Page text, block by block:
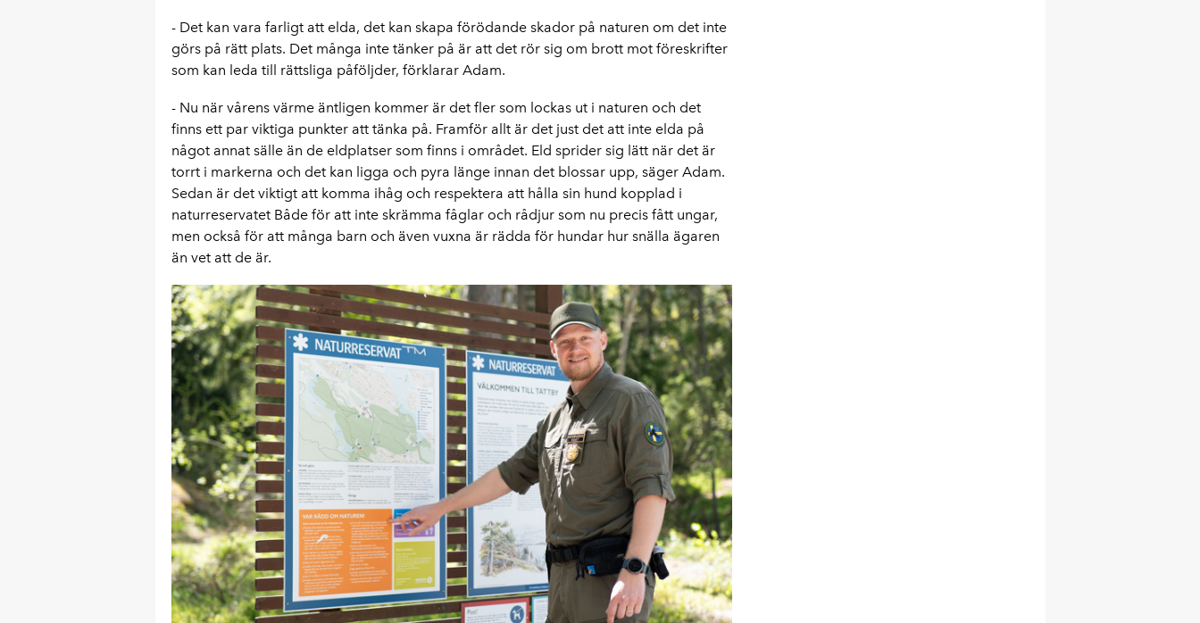
- Det kan vara farligt att elda, det kan skapa förödande skador på naturen om det inte
görs på rätt plats. Det många inte tänker på är att det rör sig om brott mot föreskrifter
som kan leda till rättsliga påföljder, förklarar Adam.
- Nu när vårens värme äntligen kommer är det fler som lockas ut i naturen och det
finns ett par viktiga punkter att tänka på. Framför allt är det just det att inte elda på
något annat sälle än de eldplatser som finns i området. Eld sprider sig lätt när det är
torrt i markerna och det kan ligga och pyra länge innan det blossar upp, säger Adam.
Sedan är det viktigt att komma ihåg och respektera att hålla sin hund kopplad i
naturreservatet Både för att inte skrämma fåglar och rådjur som nu precis fått ungar,
men också för att många barn och även vuxna är rädda för hundar hur snälla ägaren
än vet att de är.